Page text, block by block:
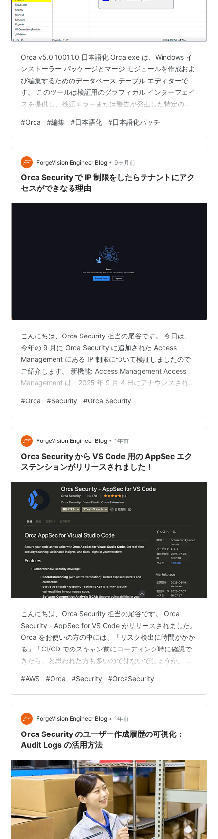
Orca v5.0.10011.0 日本語化 Orca.exe は、Windows イ
ンストーラー パッケージとマージ モジュールを作成およ
び編集するためのデータベース テーブル エディターで
す。 このツールは検証用のグラフィカル インターフェイ
スを提供し、検証エラーまたは警告が発生した特定のエ
- = - = - = - = - = - = - = - = - = - = - = - = - = - = - = -
= - = - .msi ファイルを編集するツールです。 Orca単体
では配布されてません…
#Orca #編集 #日本語化 #日本語化パッチ
ForgeVision Engineer Blog • 9ヶ月前
Orca Security で IP 制限をしたらテナントにアク
セスができなる理由
こんにちは、Orca Security 担当の尾谷です。 今日は、
今年の 9 月に Orca Security に追加された Access
Management にある IP 制限について検証しましたので
ご紹介します。 新機能: Access Management Access
Management は、2025 年 9 月 4 日にアナウンスされた
>「Security Configuration」とメニューを遷移すると、
新たに「Access Management」が追加されています。
「Access Management」ペー…
#Orca #Security #Orca Security
ForgeVision Engineer Blog • 1年前
Orca Security から VS Code 用の AppSec エク
ステンションがリリースされました！
こんにちは、Orca Security 担当の尾谷です。 Orca
Security - AppSec for VS Code がリリースされました。
Orca をお使いの方の中には、「リスク検出に時間がかか
る」「CI/CD でのスキャン前にコーディング時に確認で
きたら」と思われた方も多いのではないでしょうか。 こ
警告されるため、すぐに問題を把握して修正に取りかか
れます。 この記事を読むと VS Code で Orca のセキュリ
ティチェックを使う方法がわかる コーディング中にリス
クを即発見する方法がわかる シークレット流出などのヒ
ューマンエラ…
#AWS #Orca #Security #OrcaSecurity
ForgeVision Engineer Blog • 1年前
Orca Security のユーザー作成履歴の可視化：
Audit Logs の活用方法